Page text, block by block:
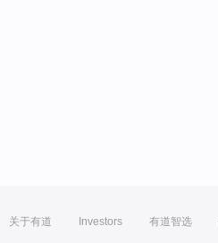
关于有道 Investors 有道智选